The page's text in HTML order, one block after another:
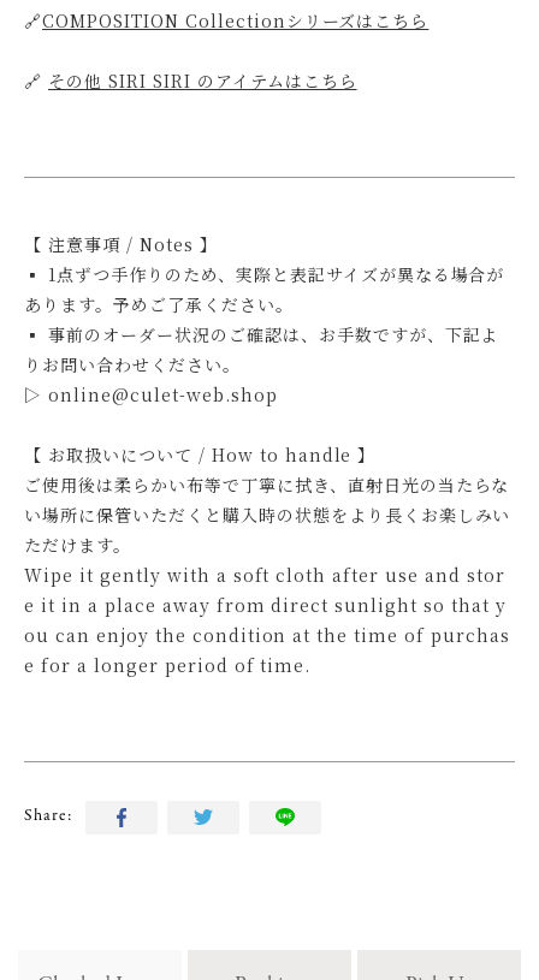
🔗COMPOSITION Collectionシリーズはこちら
🔗 その他 SIRI SIRI のアイテムはこちら
【 注意事項 / Notes 】
▪ 1点ずつ手作りのため、実際と表記サイズが異なる場合が
あります。予めご了承ください。
▪ 事前のオーダー状況のご確認は、お手数ですが、下記よ
りお問い合わせください。
▷ online@culet-web.shop
【 お取扱いについて / How to handle 】
ご使用後は柔らかい布等で丁寧に拭き、直射日光の当たらな
い場所に保管いただくと購入時の状態をより長くお楽しみい
ただけます。
Wipe it gently with a soft cloth after use and stor
e it in a place away from direct sunlight so that y
ou can enjoy the condition at the time of purchas
e for a longer period of time.
Share: